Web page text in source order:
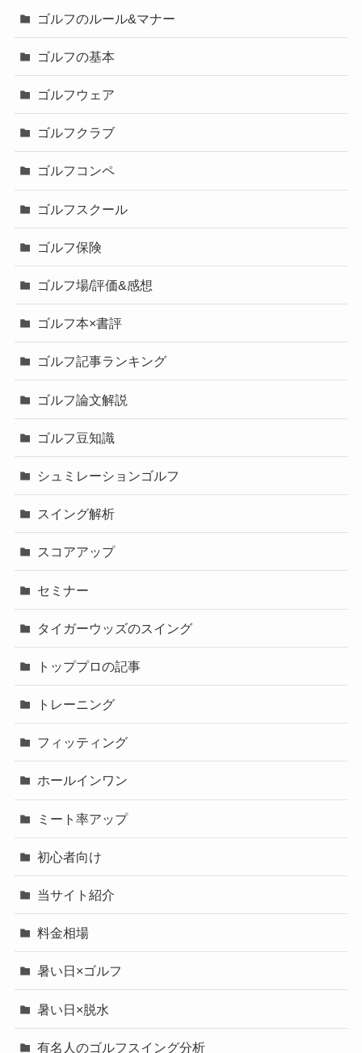
ゴルフのルール&マナー
ゴルフの基本
ゴルフウェア
ゴルフクラブ
ゴルフコンペ
ゴルフスクール
ゴルフ保険
ゴルフ場/評価&感想
ゴルフ本×書評
ゴルフ記事ランキング
ゴルフ論文解説
ゴルフ豆知識
シュミレーションゴルフ
スイング解析
スコアアップ
セミナー
タイガーウッズのスイング
トッププロの記事
トレーニング
フィッティング
ホールインワン
ミート率アップ
初心者向け
当サイト紹介
料金相場
暑い日×ゴルフ
暑い日×脱水
有名人のゴルフスイング分析